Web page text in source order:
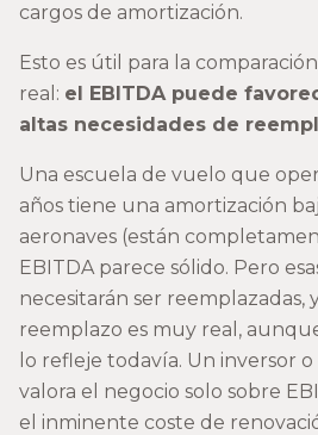
cargos de amortización.
Esto es útil para la
real: el EBITDA puede
altas necesidades de
Una escuela de vuelo que
años tiene una amortización
aeronaves (están
EBITDA parece sólido. Pero
necesitarán ser reemplazadas,
reemplazo es muy real,
lo refleje todavía. Un inversor
valora el negocio solo sobre
el inminente coste de